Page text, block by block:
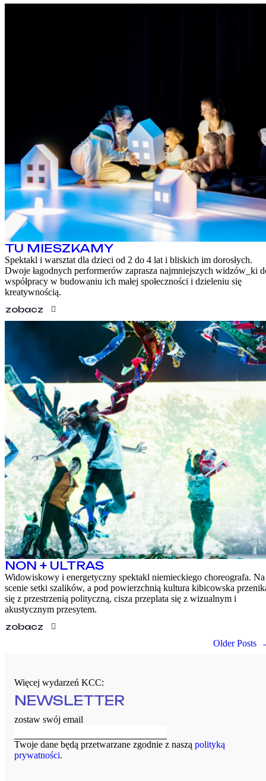
TU MIESZKAMY
Spektakl i warsztat dla dzieci od 2 do 4 lat i bliskich im dorosłych.
Dwoje łagodnych performerów zaprasza najmniejszych widzów_ki
współpracy w budowaniu ich małej społeczności i dzieleniu się
kreatywnością.
zobacz
NON + ULTRAS
Widowiskowy i energetyczny spektakl niemieckiego choreografa. Na
scenie setki szalików, a pod powierzchnią kultura kibicowska
się z przestrzenią polityczną, cisza przeplata się z wizualnym i
akustycznym przesytem.
zobacz
Older Posts
Więcej wydarzeń KCC:
NEWSLETTER
zostaw swój email
Twoje dane będą przetwarzane zgodnie z naszą polityką
prywatności.